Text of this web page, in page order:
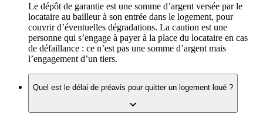
Le dépôt de garantie est une somme d’argent versée par le
locataire au bailleur à son entrée dans le logement, pour
couvrir d’éventuelles dégradations. La caution est une
personne qui s’engage à payer à la place du locataire en cas
de défaillance : ce n’est pas une somme d’argent mais
l’engagement d’un tiers.
Quel est le délai de préavis pour quitter un logement loué ?